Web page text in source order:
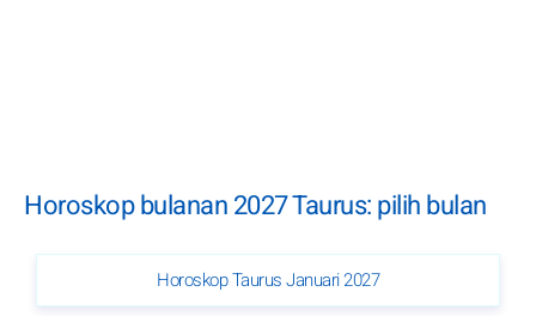
Horoskop bulanan 2027 Taurus: pilih bulan
Horoskop Taurus Januari 2027